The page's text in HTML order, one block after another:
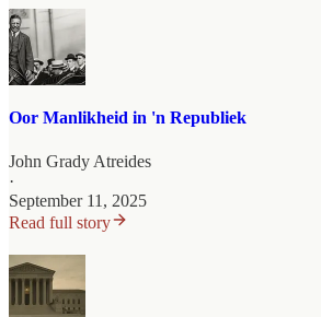
Oor Manlikheid in 'n Republiek
John Grady Atreides
·
September 11, 2025
Read full story